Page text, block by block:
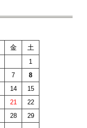
金 土
1
7
8
14
15
21
22
28
29